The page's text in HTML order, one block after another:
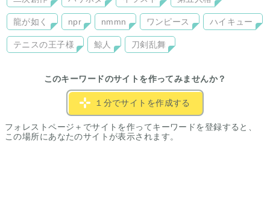
龍が如く npr nmmn ワンピース ハイキュー
テニスの王子様 鯨人 刀剣乱舞
このキーワードのサイトを作ってみませんか？
１分でサイトを作成する
フォレストページ＋でサイトを作ってキーワードを登録すると、
この場所にあなたのサイトが表示されます。